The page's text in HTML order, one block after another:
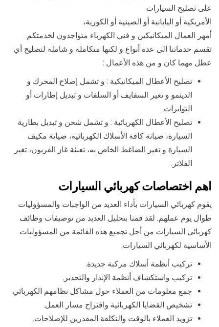
على تصليح السيارات
الأمريكية أو اليابانية أو الصينية أو الكورية،
أمهر العمال الميكانيكين و فني الكهرباء متواجدون لخدمتكم.
تقسم خدماتنا الى عدة أنواع و لكنها متكاملة و شاملة لتصليح أي
عطل مهما كان و من هذه الأعمال :
تصليح الأعطال الميكانيكية : و تشمل إصلاح المحرك و
الدينمو و تغير السفايف أو السلفات و تبديل إطارات أو
التوايرات.
تصليح الأعطال الكهربائية : و تشمل شحن و تبديل بطارية
السيارة، صيانة كافة الأسلاك الكهربائية، صيانة مكيف
السيارة و تغير الضاغط الخاص به، تعبئة غاز الفريون، تغير
الفلاتر.
اهم اختصاصات كهربائي السيارات
يقوم كهربائي السيارات بأداء العديد من الواجبات والمسؤوليات
طوال يوم عملهم. لقد قمنا بتحليل العديد من توصيفات وظائف
كهربائي السيارات من أجل تجميع هذه القائمة من المسؤوليات
الأساسية لكهربائي السيارات.
تركيب أنظمة أسلاك مركبة جديدة.
تركيب واستكشاف أنظمة الإنذار والتحذير.
جمع معلومات من العملاء حول مشاكل نظامهم الكهربائي.
تشخيص القضايا الكهربائية واقتراح مسار العمل.
تزويد العملاء بالوقت والتكلفة المقدرين للإصلاحات.